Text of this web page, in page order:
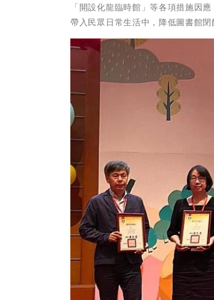
「開設化龍臨時館」等各項措施因
帶入民眾日常生活中，降低圖書館